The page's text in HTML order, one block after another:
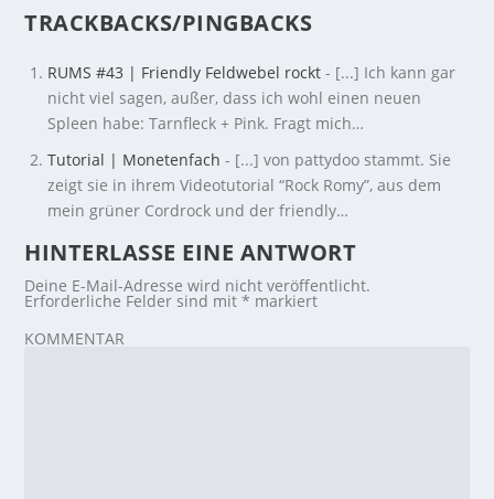
TRACKBACKS/PINGBACKS
RUMS #43 | Friendly Feldwebel rockt - [...] Ich kann gar
nicht viel sagen, außer, dass ich wohl einen neuen
Spleen habe: Tarnfleck + Pink. Fragt mich…
Tutorial | Monetenfach - [...] von pattydoo stammt. Sie
zeigt sie in ihrem Videotutorial “Rock Romy”, aus dem
mein grüner Cordrock und der friendly…
HINTERLASSE EINE ANTWORT
Deine E-Mail-Adresse wird nicht veröffentlicht.
Erforderliche Felder sind mit* markiert
KOMMENTAR